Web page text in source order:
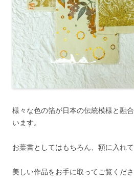
様々な色の箔が日本の伝統模様と融
います。
お葉書としてはもちろん、額に入れ
美しい作品をお手に取ってご覧くださ